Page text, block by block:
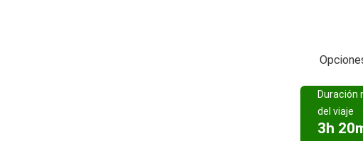
Duración
del viaje
3h